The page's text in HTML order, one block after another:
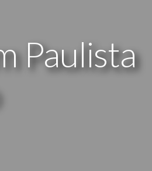
Paulista